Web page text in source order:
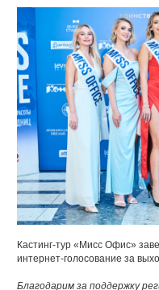
Кастинг-тур «Мисс Офис»
интернет-голосование за
Благодарим за поддержку